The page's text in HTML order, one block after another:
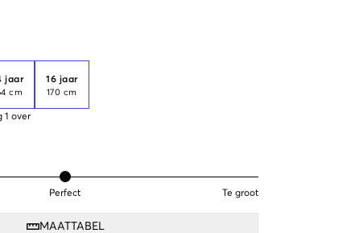
jaar
cm
1 over
16 jaar
170 cm
Perfect Te groot
MAATTABEL